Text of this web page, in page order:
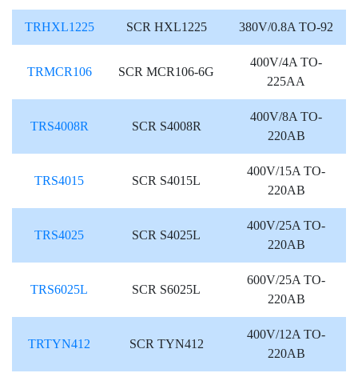
TRHXL1225 SCR HXL1225 380V/0.8A TO-92
TRMCR106 SCR MCR106-6G
400V/4A TO-
225AA
TRS4008R SCR S4008R
400V/8A TO-
220AB
TRS4015 SCR S4015L
400V/15A TO-
220AB
TRS4025 SCR S4025L
400V/25A TO-
220AB
TRS6025L SCR S6025L
600V/25A TO-
220AB
TRTYN412 SCR TYN412
400V/12A TO-
220AB